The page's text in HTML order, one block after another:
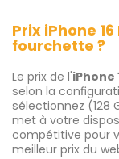
Prix iPhone
fourchette ?
Le prix de l'iPhone
selon la
sélectionnez (128
met à votre
compétitive pour
meilleur prix du